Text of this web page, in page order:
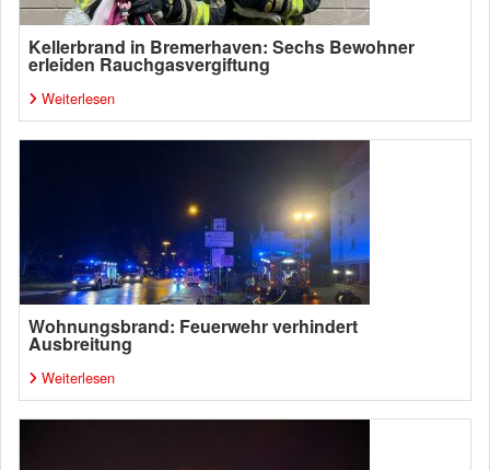
Kellerbrand in Bremerhaven: Sechs Bewohner
erleiden Rauchgasvergiftung
Weiterlesen
Wohnungsbrand: Feuerwehr verhindert
Ausbreitung
Weiterlesen